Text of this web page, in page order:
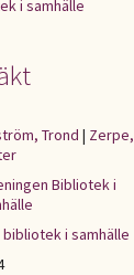
i samhälle
Trond | Zerpe,
Bibliotek i
bibliotek i samhälle